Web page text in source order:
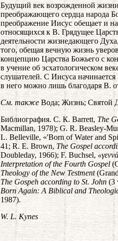
Будущий век возрожденной
преображающего сердца народа
преображение Иисус обещает и
относящихся к В. Грядущее
деятельности жизнедающего
того, обещая вечную жизнь
концепцию Царства Божьего с
в учение об эсхатологическом
слушателей. С Иисуса
в него можно лишь благодаря В.
См. также Вода; Жизнь; Святой
Библиография. С. К. Barrett, The
Macmillan, 1978); G. R. Beasley-
L. Belleville, «'Born of Water and
41; R. E. Brown, The Gospel
Doubleday, 1966); F. Buchsel,
Interpretation of the Fourth Gospel
Theology of the New Testment
The Gospeh according to St. John (3
Born Again: A Biblical and
1987).
W. L. Kynes